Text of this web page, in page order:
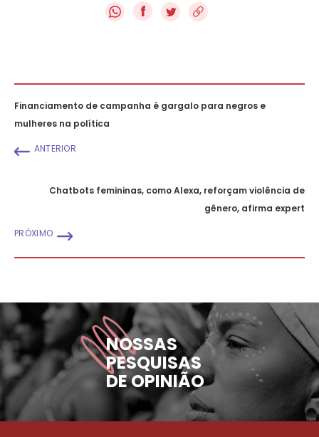
f
Financiamento de campanha é gargalo para negros e
mulheres na política
ANTERIOR
Chatbots femininas, como Alexa, reforçam violência de
gênero, afirma expert
PRÓXIMO
NOSSAS
PESQUISAS
DE OPINIÃO